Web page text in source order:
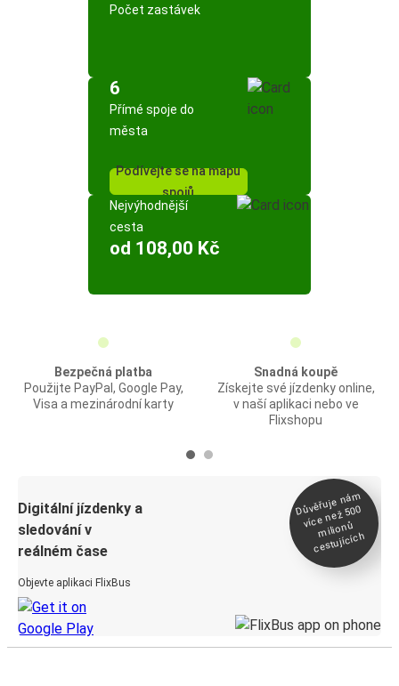
Počet zastávek
6
Přímé spoje do
města
Podívejte se na mapu
spojů
Nejvýhodnější
cesta
od 108,00 Kč
Bezpečná platba
Použijte PayPal, Google Pay,
Visa a mezinárodní karty
Snadná koupě
Získejte své jízdenky online,
v naší aplikaci nebo ve
Flixshopu
Digitální jízdenky a
sledování v
reálném čase
Objevte aplikaci FlixBus
Důvěřuje ná
m
více než 500
milionů
cestujících